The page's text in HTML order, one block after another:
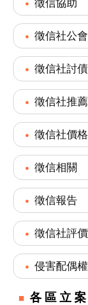
徵信協助
徵信社公會
徵信社討債
徵信社推薦
徵信社價格
徵信相關
徵信報告
徵信社評價
侵害配偶權
各區立